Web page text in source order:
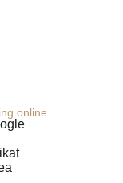
online.